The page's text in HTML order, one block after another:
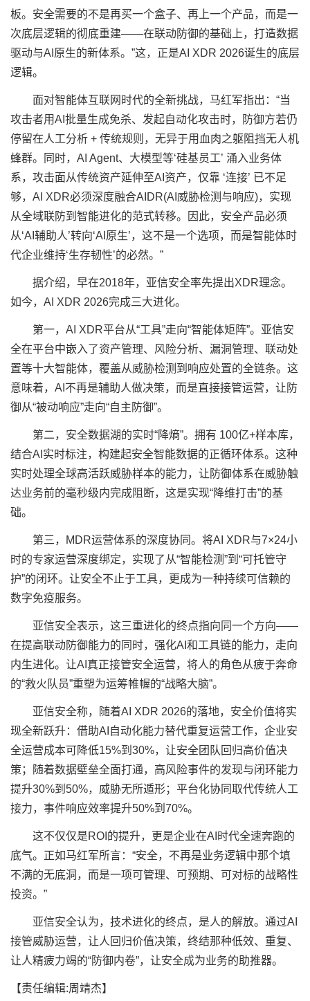
板。安全需要的不是再买一个盒子、再上一个产品，而是一
次底层逻辑的彻底重建——在联动防御的基础上，打造数据
驱动与AI原生的新体系。”这，正是AI XDR 2026诞生的底层
逻辑。
面对智能体互联网时代的全新挑战，马红军指出：“当
攻击者用AI批量生成免杀、发起自动化攻击时，防御方若仍
停留在人工分析 + 传统规则，无异于用血肉之躯阻挡无人机
蜂群。同时，AI Agent、大模型等‘硅基员工’ 涌入业务体
系，攻击面从传统资产延伸至AI资产，仅靠 ‘连接’ 已不足
够，AI XDR必须深度融合AIDR(AI威胁检测与响应)，实现
从全域联防到智能进化的范式转移。因此，安全产品必须
从‘AI辅助人’转向‘AI原生’，这不是一个选项，而是智能体时
代企业维持‘生存韧性’的必然。”
据介绍，早在2018年，亚信安全率先提出XDR理念。
如今，AI XDR 2026完成三大进化。
第一，AI XDR平台从“工具”走向“智能体矩阵”。亚信安
全在平台中嵌入了资产管理、风险分析、漏洞管理、联动处
置等十大智能体，覆盖从威胁检测到响应处置的全链条。这
意味着，AI不再是辅助人做决策，而是直接接管运营，让防
御从“被动响应”走向“自主防御”。
第二，安全数据湖的实时“降熵”。拥有 100亿+样本库，
结合AI实时标注，构建起安全智能数据的正循环体系。这种
实时处理全球高活跃威胁样本的能力，让防御体系在威胁触
达业务前的毫秒级内完成阻断，这是实现“降维打击”的基
础。
第三，MDR运营体系的深度协同。将AI XDR与7×24小
时的专家运营深度绑定，实现了从“智能检测”到“可托管守
护”的闭环。让安全不止于工具，更成为一种持续可信赖的
数字免疫服务。
亚信安全表示，这三重进化的终点指向同一个方向——
在提高联动防御能力的同时，强化AI和工具链的能力，走向
内生进化。让AI真正接管安全运营，将人的角色从疲于奔命
的“救火队员”重塑为运筹帷幄的“战略大脑”。
亚信安全称，随着AI XDR 2026的落地，安全价值将实
现全新跃升：借助AI自动化能力替代重复运营工作，企业安
全运营成本可降低15%到30%，让安全团队回归高价值决
策；随着数据壁垒全面打通，高风险事件的发现与闭环能力
提升30%到50%，威胁无所遁形；平台化协同取代传统人工
接力，事件响应效率提升50%到70%。
这不仅仅是ROI的提升，更是企业在AI时代全速奔跑的
底气。正如马红军所言：“安全，不再是业务逻辑中那个填
不满的无底洞，而是一项可管理、可预期、可对标的战略性
投资。”
亚信安全认为，技术进化的终点，是人的解放。通过AI
接管威胁运营，让人回归价值决策，终结那种低效、重复、
让人精疲力竭的“防御内卷”，让安全成为业务的助推器。
【责任编辑:周靖杰】